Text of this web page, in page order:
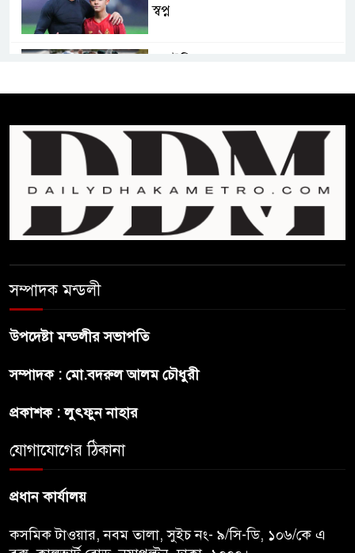
স্বপ্ন
অস্ট্রেলিয়ার অখ্যাত একাদশের
ট্রাম্পের ৪০ কোটি ডলারের ‘বলরুম
প্রকল্প’ আটকে দিলেন মার্কিন
আদালত
শেখ হাসিনার বক্তব্যে ভারতের
সমর্থন নেই : রণধীর জয়সওয়াল
বিলুপ্ত হচ্ছে র‍্যাব,নতুন বাহিনী
‘স্পেশাল রেসপন্স ব্যাটালিয়ন’
সম্পাদক মন্ডলী
উপদেষ্টা মন্ডলীর সভাপতি
সম্পাদক : মো.বদরুল আলম চৌধুরী
প্রকাশক : লুৎফুন নাহার
যোগাযোগের ঠিকানা
প্রধান কার্যালয়
কসমিক টাওয়ার, নবম তালা, সুইচ নং- ৯/সি-ডি, ১০৬/কে এ